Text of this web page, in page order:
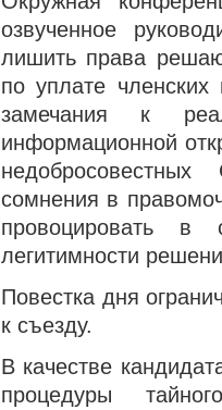
озвученное
лишить права
по уплате
замечания к
информационной
сомнения в
провоцировать
легитимности
Повестка дня
к съезду.
В качестве
процедуры